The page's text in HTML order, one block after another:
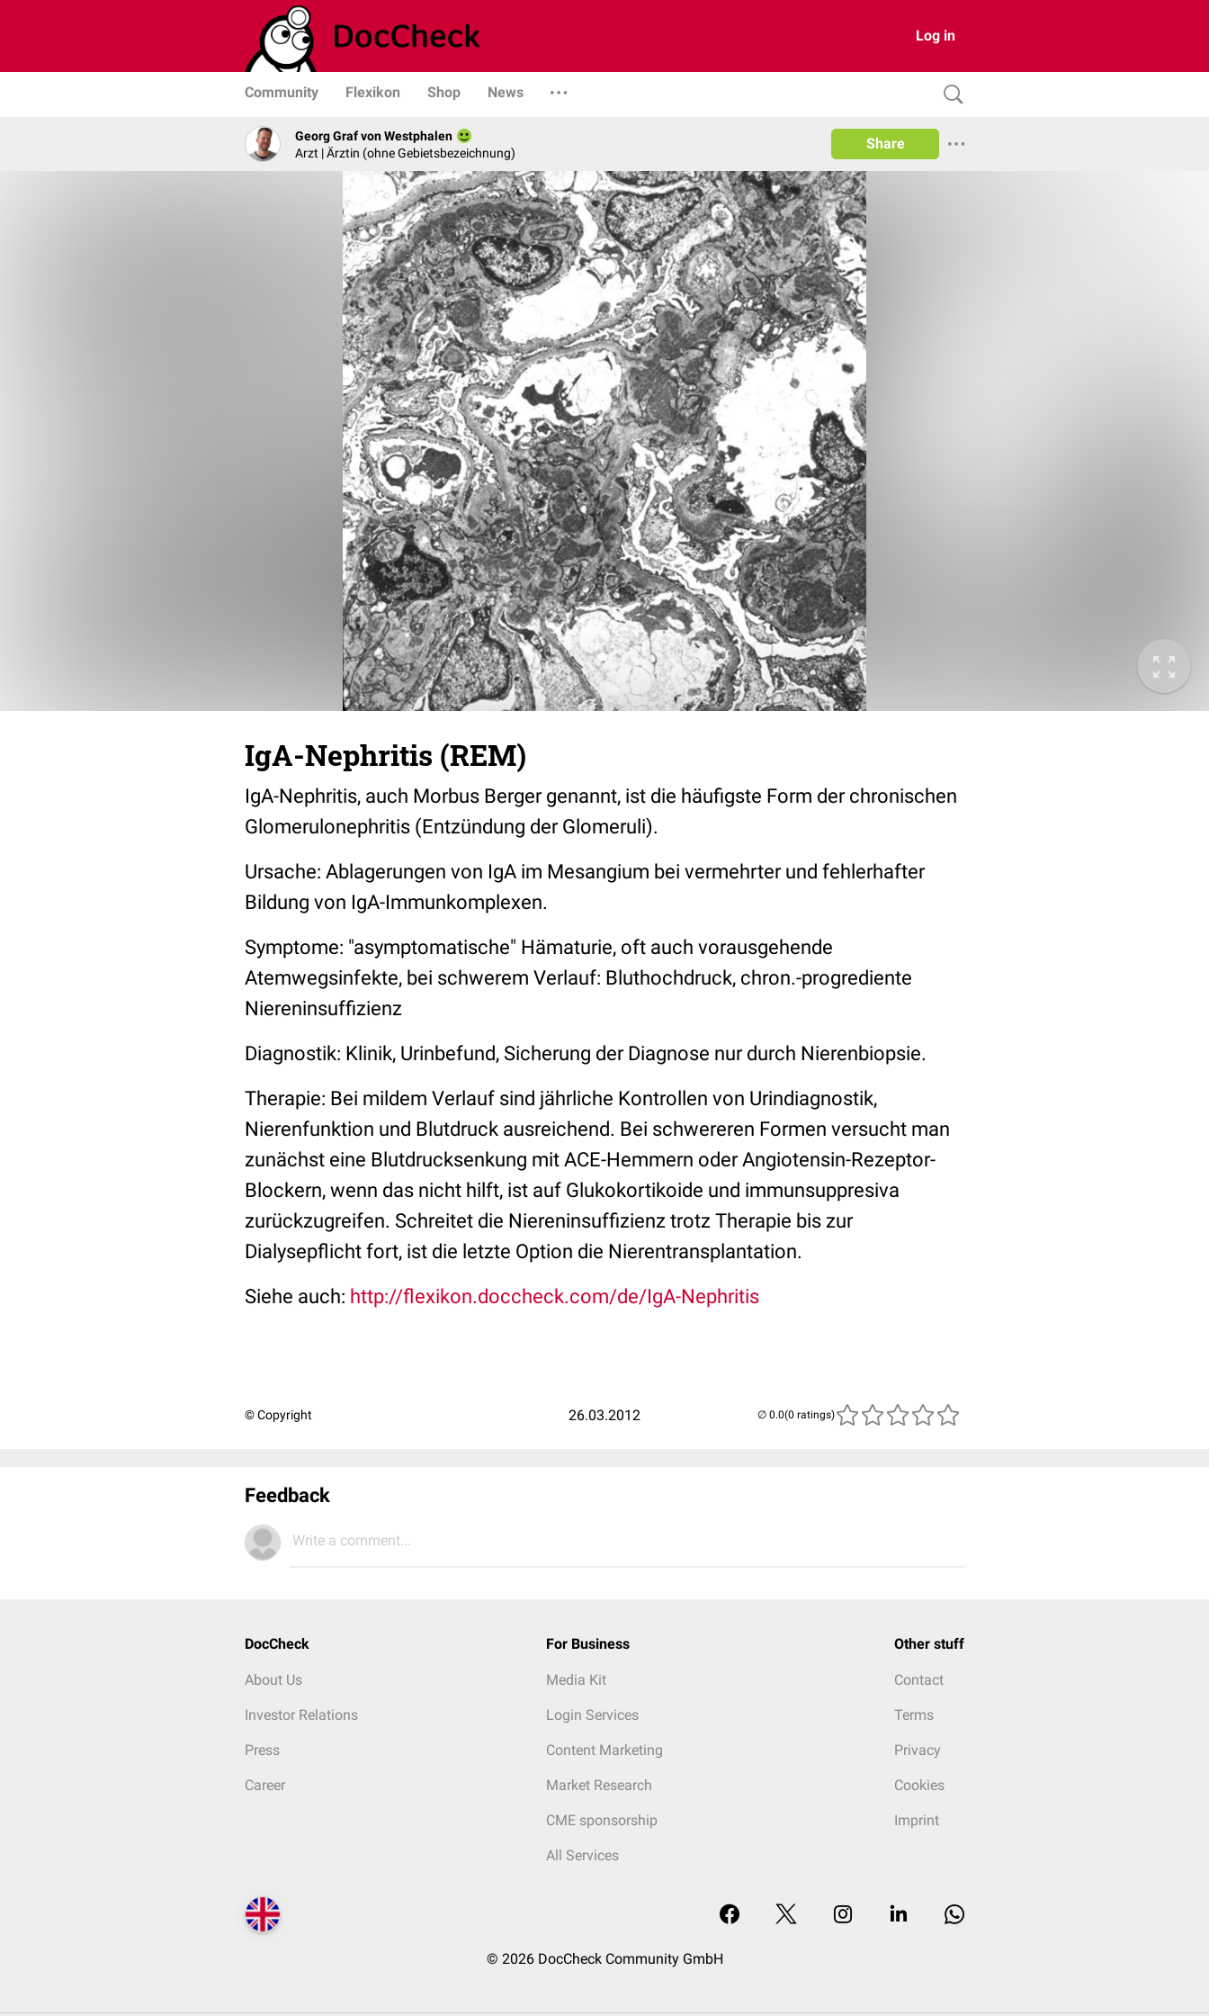
Log in
Community Flexikon Shop News
Georg Graf von Westphalen
Arzt | Ärztin (ohne Gebietsbezeichnung)
Share
IgA-Nephritis (REM)
IgA-Nephritis, auch Morbus Berger genannt, ist die häufigste Form der chronischen
Glomerulonephritis (Entzündung der Glomeruli).
Ursache: Ablagerungen von IgA im Mesangium bei vermehrter und fehlerhafter
Bildung von IgA-Immunkomplexen.
Symptome: "asymptomatische" Hämaturie, oft auch vorausgehende
Atemwegsinfekte, bei schwerem Verlauf: Bluthochdruck, chron.-progrediente
Niereninsuffizienz
Diagnostik: Klinik, Urinbefund, Sicherung der Diagnose nur durch Nierenbiopsie.
Therapie: Bei mildem Verlauf sind jährliche Kontrollen von Urindiagnostik,
Nierenfunktion und Blutdruck ausreichend. Bei schwereren Formen versucht man
zunächst eine Blutdrucksenkung mit ACE-Hemmern oder Angiotensin-Rezeptor-
Blockern, wenn das nicht hilft, ist auf Glukokortikoide und immunsuppresiva
zurückzugreifen. Schreitet die Niereninsuffizienz trotz Therapie bis zur
Dialysepflicht fort, ist die letzte Option die Nierentransplantation.
Siehe auch: http://flexikon.doccheck.com/de/IgA-Nephritis
© Copyright 26.03.2012 (0 ratings)
Feedback
Write a comment...
DocCheck
About Us
Investor Relations
Press
Career
For Business
Media Kit
Login Services
Content Marketing
Market Research
CME sponsorship
All Services
Other stuff
Contact
Terms
Privacy
Cookies
Imprint
© 2026 DocCheck Community GmbH